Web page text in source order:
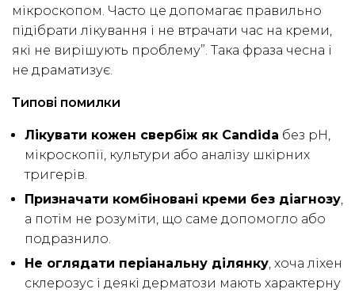
мікроскопом. Часто це допомагає правильно
підібрати лікування і не втрачати час на креми,
які не вирішують проблему”. Така фраза чесна і
не драматизує.
Типові помилки
Лікувати кожен свербіж як Candida без pH,
мікроскопії, культури або аналізу шкірних
тригерів.
Призначати комбіновані креми без діагнозу,
а потім не розуміти, що саме допомогло або
подразнило.
Не оглядати періанальну ділянку , хоча ліхен
склерозус і деякі дерматози мають характерну